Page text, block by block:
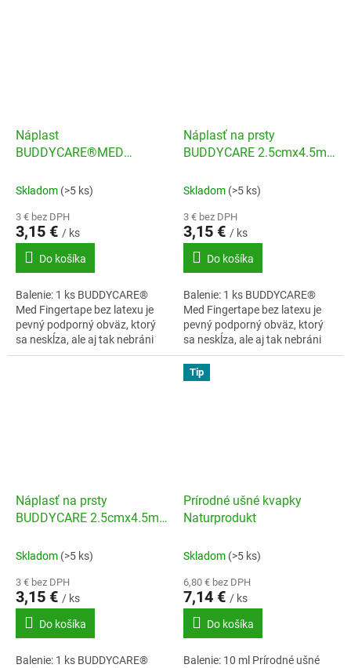
Náplast
BUDDYCARE®MED
zelená
Skladom (>5 ks)
3 € bez DPH
3,15 € / ks
Do košíka
Balenie: 1 ks BUDDYCARE®
Med Fingertape bez latexu je
pevný podporný obväz, ktorý
sa neskĺza, ale aj tak nebráni
prekrveniu.
Náplasť na prsty
BUDDYCARE 2.5cmx4.5m
Skladom (>5 ks)
3 € bez DPH
3,15 € / ks
Do košíka
Balenie: 1 ks BUDDYCARE®
Med Fingertape bez latexu je
pevný podporný obväz, ktorý
sa neskĺza, ale aj tak nebráni
prekrveniu.
Náplasť na prsty
BUDDYCARE 2.5cmx4.5m
Skladom (>5 ks)
3 € bez DPH
3,15 € / ks
Do košíka
Balenie: 1 ks BUDDYCARE®
Tip
Prírodné ušné kvapky
Naturprodukt
Skladom (>5 ks)
6,80 € bez DPH
7,14 € / ks
Do košíka
Balenie: 10 ml Prírodné ušné